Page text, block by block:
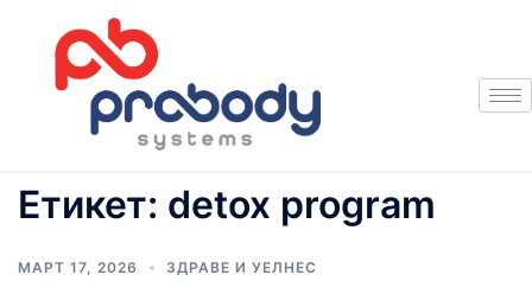
Етикет: detox program
МАРТ 17, 2026 ЗДРАВЕ И УЕЛНЕС